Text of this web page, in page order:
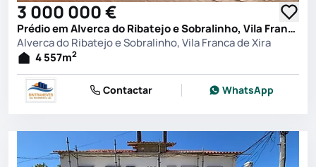
3 000 000 €
Prédio em Alverca do Ribatejo e Sobralinho, Vila Franca de Xira
Alverca do Ribatejo e Sobralinho, Vila Franca de Xira
4 557m2
Contactar WhatsApp